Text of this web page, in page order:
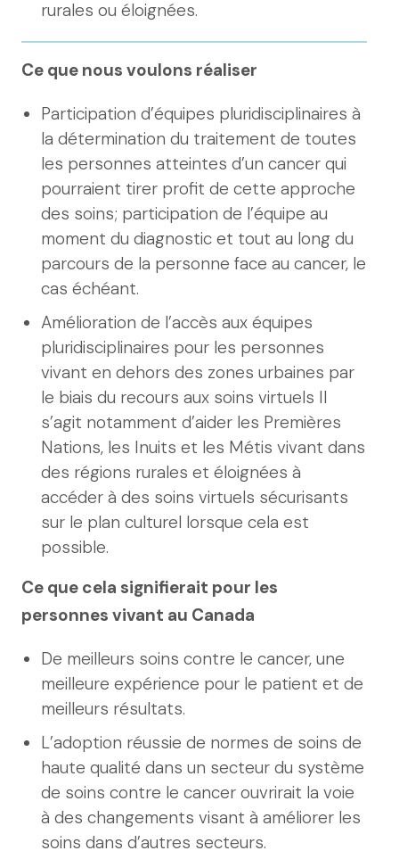
rurales ou éloignées.
Ce que nous voulons réaliser
Participation d’équipes pluridisciplinaires à
la détermination du traitement de toutes
les personnes atteintes d’un cancer qui
pourraient tirer profit de cette approche
des soins; participation de l’équipe au
moment du diagnostic et tout au long du
parcours de la personne face au cancer, le
cas échéant.
Amélioration de l’accès aux équipes
pluridisciplinaires pour les personnes
vivant en dehors des zones urbaines par
le biais du recours aux soins virtuels Il
s’agit notamment d’aider les Premières
Nations, les Inuits et les Métis vivant dans
des régions rurales et éloignées à
accéder à des soins virtuels sécurisants
sur le plan culturel lorsque cela est
possible.
Ce que cela signifierait pour les
personnes vivant au Canada
De meilleurs soins contre le cancer, une
meilleure expérience pour le patient et de
meilleurs résultats.
L’adoption réussie de normes de soins de
haute qualité dans un secteur du système
de soins contre le cancer ouvrirait la voie
à des changements visant à améliorer les
soins dans d’autres secteurs.